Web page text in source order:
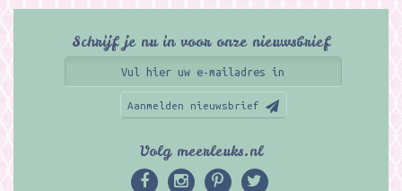
Schrijf je nu in voor onze nieuwsbrief
Aanmelden nieuwsbrief
Volg meerleuks.nl